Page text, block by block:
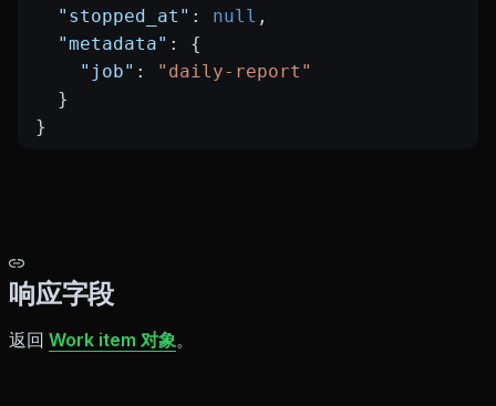
  "stopped_at"
: null ,
  "metadata"
: {
    "job"
:
"daily-report"
  }
}
响应字段
返回 Work item 对象。